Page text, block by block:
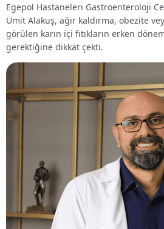
Egepol Hastaneleri Gastroenteroloji
Ümit Alakuş, ağır kaldırma, obezite
görülen karın içi fıtıkların erken
gerektiğine dikkat çekti.